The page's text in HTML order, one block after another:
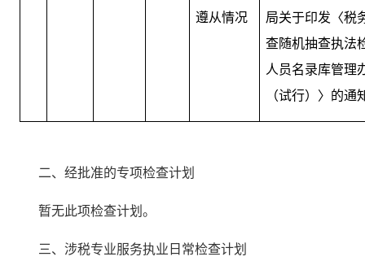
遵从情况
局关于印发〈税
查随机抽查执法
人员名录库管理
（试行）〉的通
二、经批准的专项检查计划
暂无此项检查计划。
三、涉税专业服务执业日常检查计划